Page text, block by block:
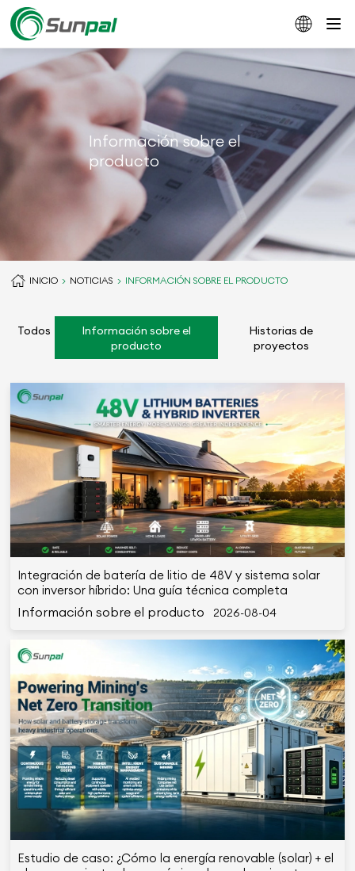
Información sobre el
producto
INICIO NOTICIAS INFORMACIÓN SOBRE EL PRODUCTO
Todos
Información sobre el
producto
Historias de
proyectos
Integración de batería de litio de 48V y sistema solar
con inversor híbrido: Una guía técnica completa
Información sobre el producto 2026-08-04
Estudio de caso: ¿Cómo la energía renovable (solar) + el